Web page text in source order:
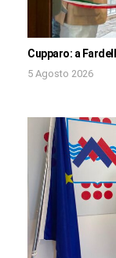
Cupparo: a
5 Agosto 2026